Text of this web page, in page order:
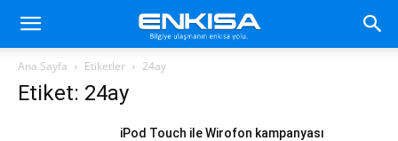
Ana Sayfa Etiketler 24ay
Etiket: 24ay
iPod Touch ile Wirofon kampanyası